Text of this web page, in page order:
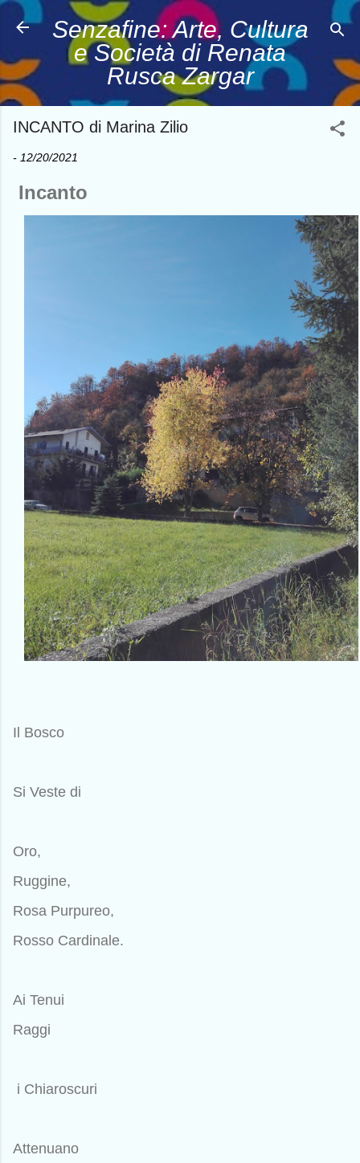
Passa ai contenuti principali
Senzafine: Arte, Cultura
e Società di Renata
Rusca Zargar
INCANTO di Marina Zilio
- 12/20/2021
Incanto
Il Bosco
Si Veste di
Oro,
Ruggine,
Rosa Purpureo,
Rosso Cardinale.
Ai Tenui
Raggi
i Chiaroscuri
Attenuano